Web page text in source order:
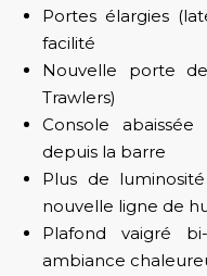
Portes élargies
facilité
Nouvelle porte
Trawlers)
Console
depuis la barre
Plus de
nouvelle ligne de
Plafond vaigré
ambiance